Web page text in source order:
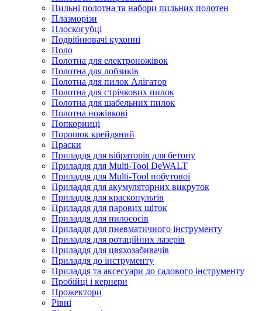
Пильні полотна та набори пильних полотен
Плазморізи
Плоскогубці
Подрібнювачі кухонні
Поло
Полотна для електроножівок
Полотна для лобзиків
Полотна для пилок Алігатор
Полотна для стрічкових пилок
Полотна для шабельних пилок
Полотна ножівкові
Попкорниці
Порошок крейдяний
Праски
Приладдя для вібраторів для бетону
Приладдя для Multi-Tool DeWALT
Приладдя для Multi-Tool побутової
Приладдя для акумуляторних викруток
Приладдя для краскопультів
Приладдя для парових щіток
Приладдя для пилососів
Приладдя для пневматичного інструменту
Приладдя для ротаційних лазерів
Приладдя для цвяхозабивачів
Приладдя до інструменту
Приладдя та аксесуари до садового інструменту
Пробійці і кернери
Прожектори
Рівні